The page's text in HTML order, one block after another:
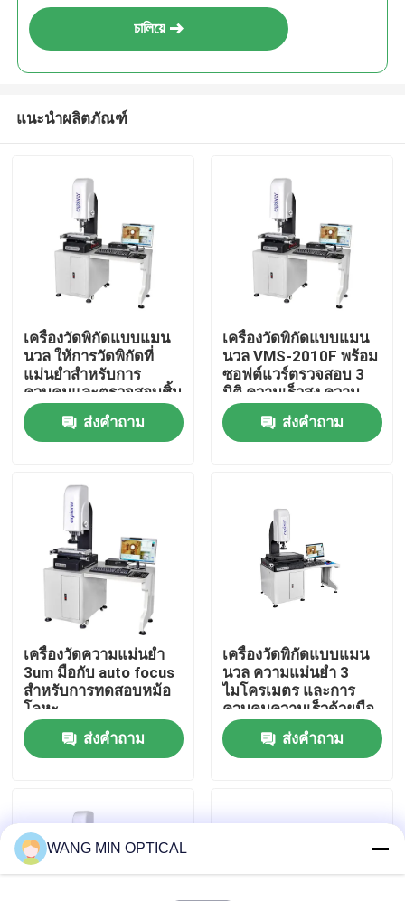
บ้าน
สินค้า
วิดีโอ
เกี่ยวกับเรา
ทัวร์โรงงาน
ควบคุมคุณภาพ
ติดต่อเรา
กรณี
চালিয়ে
แนะนำผลิตภัณฑ์
เครื่องวัดพิกัดแบบแมน
นวล ให้การวัดพิกัดที่
แม่นยำสำหรับการ
ควบคุมและตรวจสอบชิ้น
ส่วนเครื่องจักรกล
ส่งคำถาม
เครื่องวัดพิกัดแบบแมน
นวล VMS-2010F พร้อม
ซอฟต์แวร์ตรวจสอบ 3
มิติ ความเร็วสูง ความ
แม่นยำสูง สำหรับการ
ควบคุมคุณภาพใน
อุตสาหกรรม
ส่งคำถาม
เครื่องวัดความแม่นยํา
3um มือกับ auto focus
สําหรับการทดสอบหม้อ
โลหะ
ส่งคำถาม
เครื่องวัดพิกัดแบบแมน
นวล ความแม่นยำ 3
ไมโครเมตร และการ
ควบคุมความเร็วด้วยมือ
เพื่อการสนับสนุนที่ปรับ
แต่งได้สำหรับแม่พิมพ์
โลหะ
ส่งคำถาม
WANG MIN OPTICAL